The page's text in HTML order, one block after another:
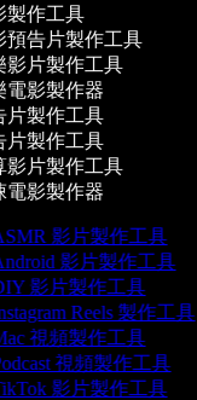
作工具
告片製作工具
片製作工具
影製作器
製作工具
製作工具
片製作工具
影製作器
影片製作工具
影片製作工具
影片製作工具
Reels 製作工具
視頻製作工具
視頻製作工具
影片製作工具